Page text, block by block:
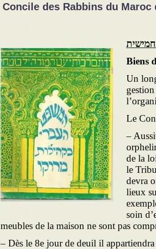
Concile des Rabbins du Maroc
Biens
Un
Le
–
de la
le
devra
lieux
soin
meubles de la maison ne sont pas
– Dès le 8e jour de deuil il